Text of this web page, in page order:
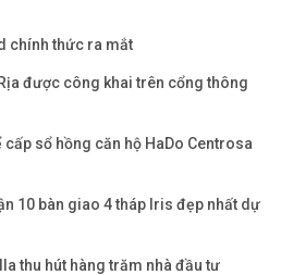
chính thức ra mắt
được công khai trên cổng thông
cấp sổ hồng căn hộ HaDo Centrosa
10 bàn giao 4 tháp Iris đẹp nhất dự
thu hút hàng trăm nhà đầu tư